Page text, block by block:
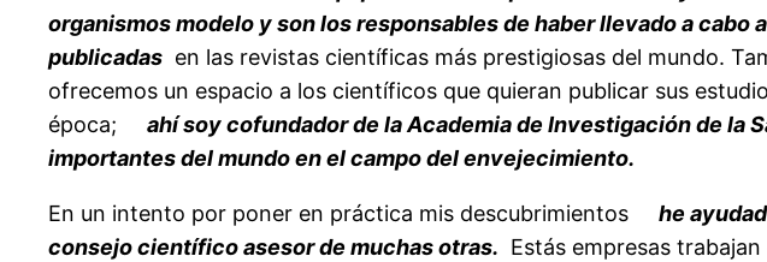
organismos modelo y son los responsables de haber llevado a
publicadas en las revistas científicas más prestigiosas del mundo.
ofrecemos un espacio a los científicos que quieran publicar sus
época;
ahí soy cofundador de la Academia de Investigación de la
importantes del mundo en el campo del envejecimiento.
En un intento por poner en práctica mis descubrimientos
he
consejo científico asesor de muchas otras. Estás empresas